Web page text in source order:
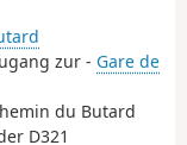
zur - Gare de
du Butard
D321